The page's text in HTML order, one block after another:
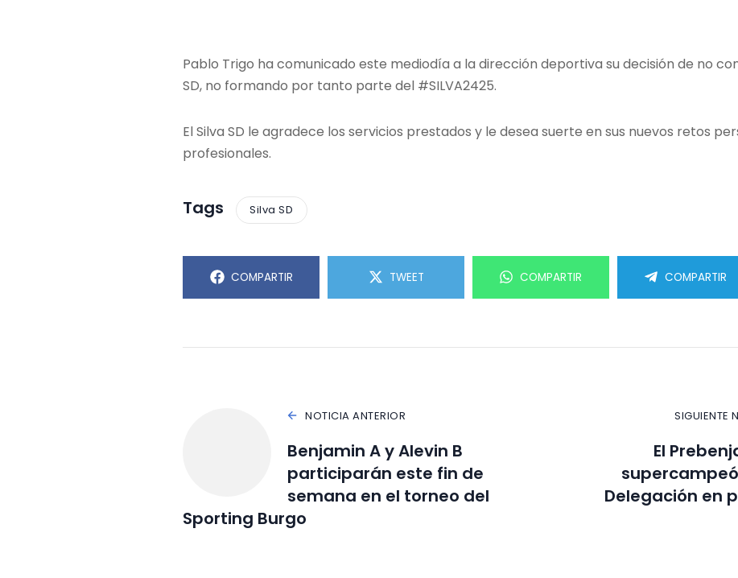
Pablo Trigo ha comunicado este mediodía a la dirección deportiva su decisión de no
SD, no formando por tanto parte del #SILVA2425.
El Silva SD le agradece los servicios prestados y le desea suerte en sus nuevos retos
profesionales.
Tags Silva SD
COMPARTIR TWEET COMPARTIR COMPARTIR
NOTICIA ANTERIOR
Benjamin A y Alevin B
participarán este fin de
semana en el torneo del
Sporting Burgo
SIGUIENTE
El
Delegación en